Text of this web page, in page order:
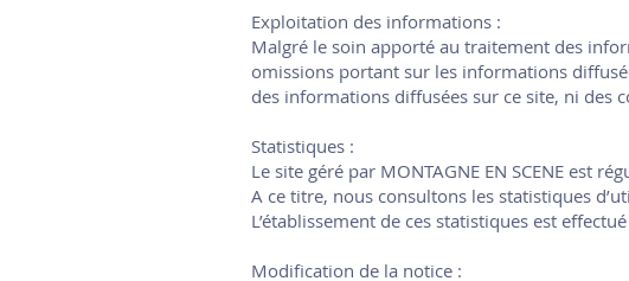
Exploitation des informations :
Malgré le soin apporté au traitement des
omissions portant sur les informations
des informations diffusées sur ce site, ni des
Statistiques :
Le site géré par MONTAGNE EN SCENE est
A ce titre, nous consultons les statistiques
L’établissement de ces statistiques est
Modification de la notice :